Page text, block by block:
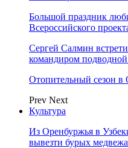
Большой праздник
Всероссийского
Сергей Салмин
командиром
Отопительный сезон в
Prev Next
Культура
Из Оренбуржья в
вывезти бурых